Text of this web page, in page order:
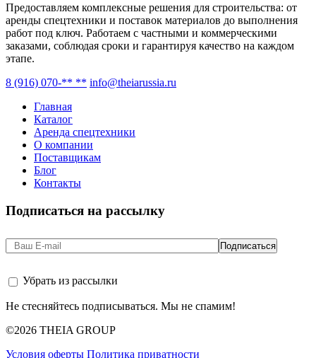
Предоставляем комплексные решения для строительства: от
аренды спецтехники и поставок материалов до выполнения
работ под ключ. Работаем с частными и коммерческими
заказами, соблюдая сроки и гарантируя качество на каждом
этапе.
8 (916) 070-** ** info@theiarussia.ru
Главная
Каталог
Аренда спецтехники
О компании
Поставщикам
Блог
Контакты
Подписаться на рассылку
Убрать из рассылки
Не стесняйтесь подписываться. Мы не спамим!
©2026 THEIA GROUP
Условия оферты Политика приватности